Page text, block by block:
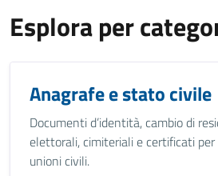
Esplora per
Anagrafe e stato civile
Documenti d’identità, cambio di
elettorali, cimiteriali e certificati
unioni civili.